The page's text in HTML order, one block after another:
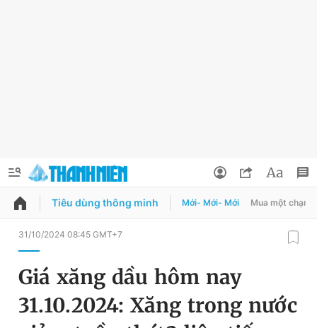
QUẢNG CÁO ĐẶT BÁO
Chuyên mục
Đổi mật khẩu
Tin đã lưu
Tiêu dùng thông minh Mới- Mới- Mới Mua một chạm
31/10/2024 08:45 GMT+7
Giá xăng dầu hôm nay
31.10.2024: Xăng trong nước